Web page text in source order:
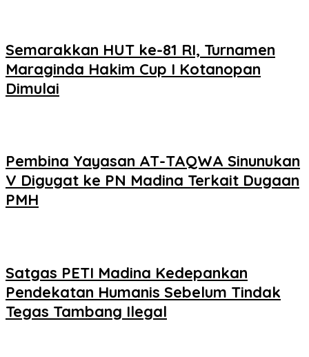
Semarakkan HUT ke-81 RI, Turnamen
Maraginda Hakim Cup I Kotanopan
Dimulai
Pembina Yayasan AT-TAQWA Sinunukan
V Digugat ke PN Madina Terkait Dugaan
PMH
Satgas PETI Madina Kedepankan
Pendekatan Humanis Sebelum Tindak
Tegas Tambang Ilegal